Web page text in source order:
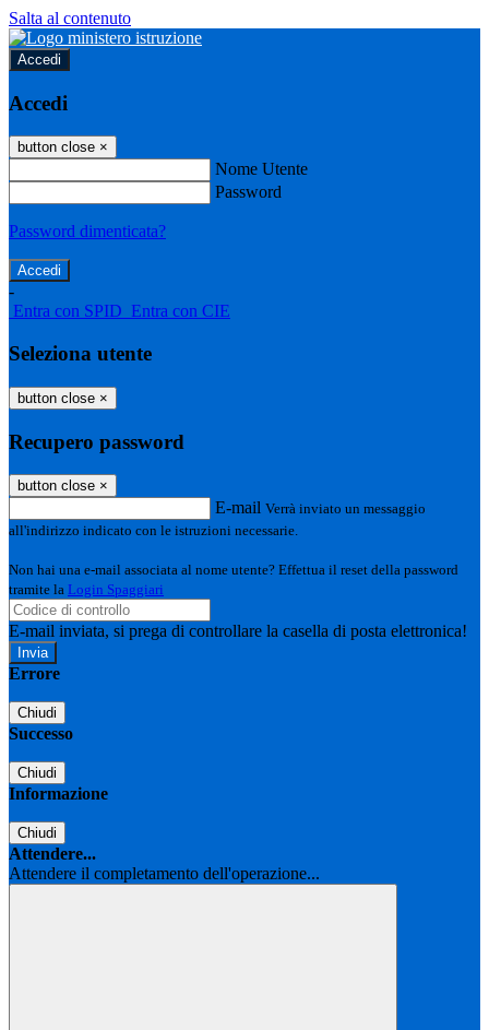
Salta al contenuto
Accedi
Accedi
button close ×
Nome Utente
Password
Password dimenticata?
-
Entra con SPID Entra con CIE
Seleziona utente
button close ×
Recupero password
button close ×
E-mail Verrà inviato un messaggio
all'indirizzo indicato con le istruzioni necessarie.
Non hai una e-mail associata al nome utente? Effettua il reset della password
tramite la Login Spaggiari
E-mail inviata, si prega di controllare la casella di posta elettronica!
Errore
Chiudi
Successo
Chiudi
Informazione
Chiudi
Attendere...
Attendere il completamento dell'operazione...